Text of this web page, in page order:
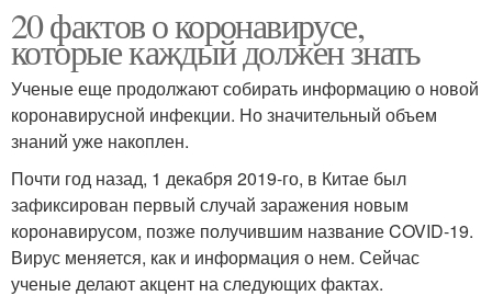
20 фактов о коронавирусе,
которые каждый должен знать
Ученые еще продолжают собирать информацию о новой
коронавирусной инфекции. Но значительный объем
знаний уже накоплен.
Почти год назад, 1 декабря 2019-го, в Китае был
зафиксирован первый случай заражения новым
коронавирусом, позже получившим название COVID-19.
Вирус меняется, как и информация о нем. Сейчас
ученые делают акцент на следующих фактах.